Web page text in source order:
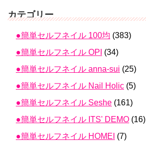
カテゴリー
●簡単セルフネイル 100均 (383)
●簡単セルフネイル OPI (34)
●簡単セルフネイル anna-sui (25)
●簡単セルフネイル Nail Holic (5)
●簡単セルフネイル Seshe (161)
●簡単セルフネイル ITS' DEMO (16)
●簡単セルフネイル HOMEI (7)